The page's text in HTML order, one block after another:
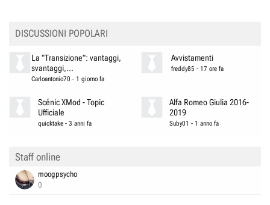
DISCUSSIONI POPOLARI
La "Transizione": vantaggi,
svantaggi,...
Carloantonio70 - 1 giorno fa
Avvistamenti
freddy85 - 17 ore fa
Scénic XMod - Topic
Ufficiale
quicktake -3 anni fa
Alfa Romeo Giulia 2016-
2019
Suby01 - 1 anno fa
Staff online
moogpsycho
0